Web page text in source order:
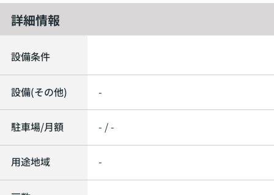
詳細情報
設備条件
設備(その他) -
駐車場/月額 - / -
用途地域 -